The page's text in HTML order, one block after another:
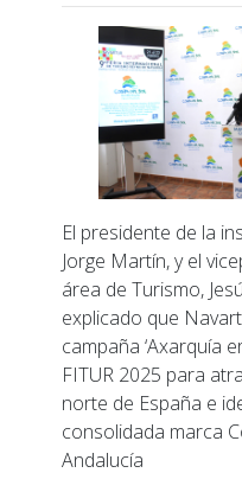
El presidente de la
Jorge Martín, y el
área de Turismo,
explicado que
campaña ‘Axarquía
FITUR 2025 para
norte de España e
consolidada marca
Andalucía